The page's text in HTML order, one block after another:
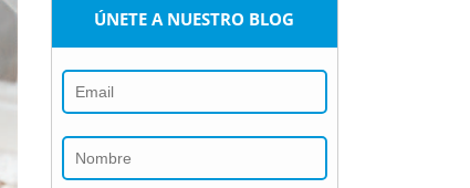
ÚNETE A NUESTRO BLOG